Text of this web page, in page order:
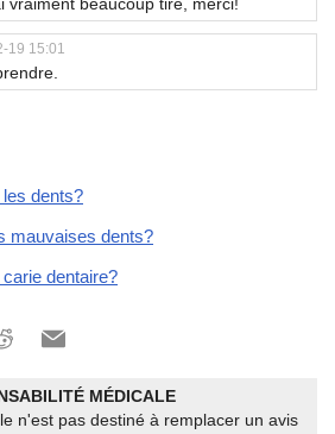
vraiment beaucoup tiré, merci!
19 15:01
dents?
mauvaises dents?
dentaire?
MÉDICALE
n'est pas destiné à remplacer un avis